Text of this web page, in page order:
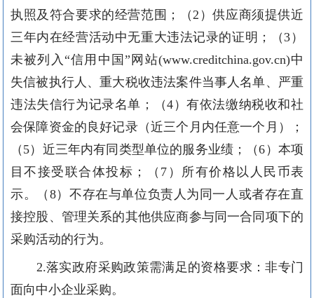
执照及符合要求的经营范围 ；（ 2）供应商须提供近
三年内在经营活动中无重大违法记录的证明；（3）
未被列入“信用中国”网站(www.creditchina.gov.cn)中
失信被执行人、重大税收违法案件当事人名单、严重
违法失信行为记录名单；（4）有依法缴纳税收和社
会保障资金的良好记录（近三个月内任意一个月）；
（5）近三年内有同类型单位的服务业绩；（6）本项
目不接受联合体投标 ； （ 7 ） 所有价格以 人民币表
示。（ 8）不存在与单位负责人为同一人或者存在直
接控股、管理关系的其他供应商参与同一合同项下的
采购活动的行为。
2.落实政府采购政策需满足的资格要求：非专门
面向中小企业采购。